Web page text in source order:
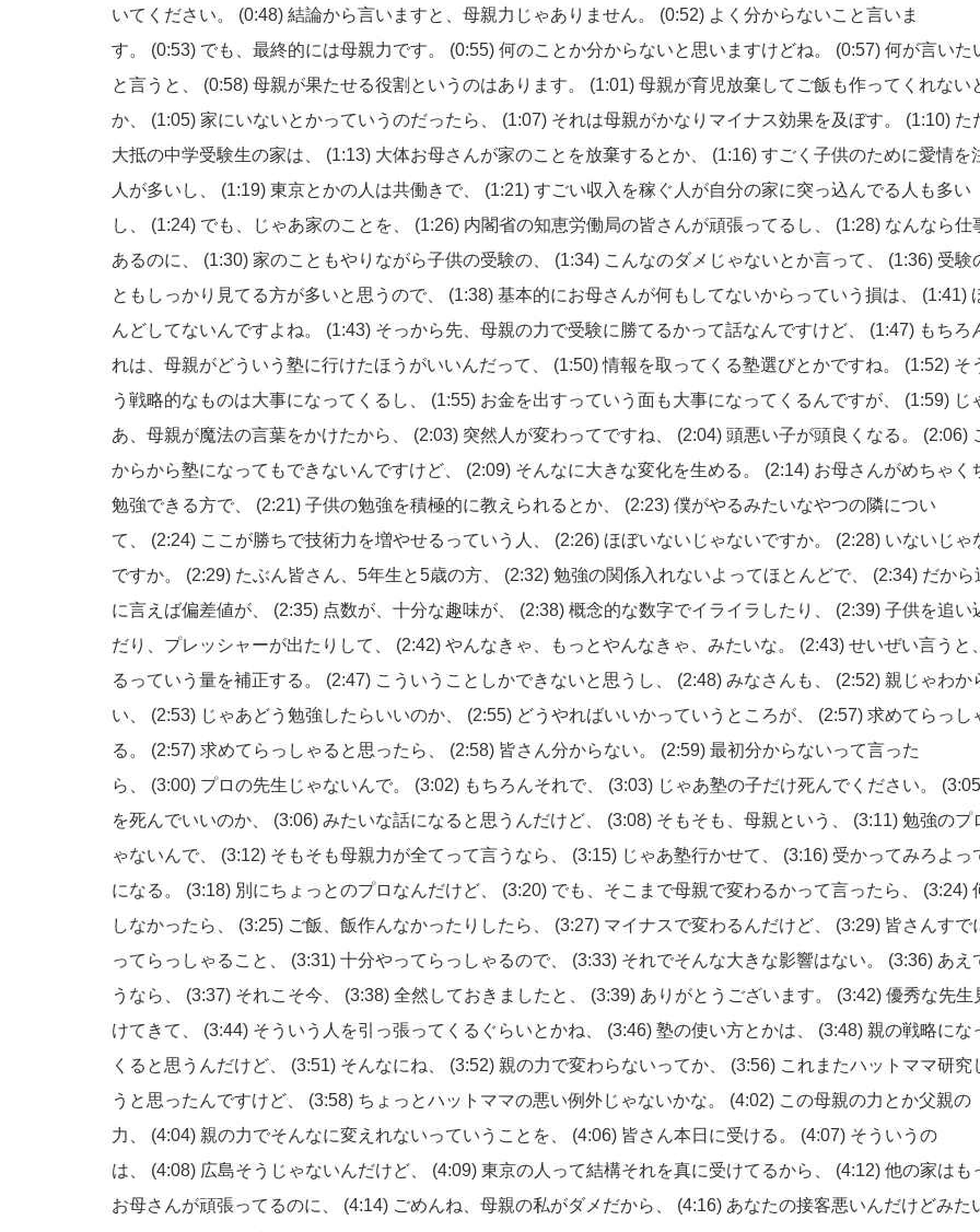
いてください。
(0:48) 結論から言いますと、母親力じゃありません。 (0:52) よく分からないこと言いま
す。
(0:53) でも、最終的には母親力です。 (0:55) 何のことか分からないと思いますけどね。 (0:57) 何が言いた
と言うと、
(0:58) 母親が果たせる役割というのはあります。 (1:01) 母親が育児放棄してご飯も作ってくれない
か、
(1:05) 家にいないとかっていうのだったら、 (1:07) それは母親がかなりマイナス効果を及ぼす。 (1:10) た
大抵の中学受験生の家は、
(1:13) 大体お母さんが家のことを放棄するとか、 (1:16) すごく子供のために愛情を
人が多いし、
(1:19) 東京とかの人は共働きで、 (1:21) すごい収入を稼ぐ人が自分の家に突っ込んでる人も多い
し、
(1:24) でも、じゃあ家のことを、 (1:26) 内閣省の知恵労働局の皆さんが頑張ってるし、 (1:28) なんなら仕
あるのに、
(1:30) 家のこともやりながら子供の受験の、 (1:34) こんなのダメじゃないとか言って、 (1:36) 受験
ともしっかり見てる方が多いと思うので、
(1:38) 基本的にお母さんが何もしてないからっていう損は、 (1:41)
んどしてないんですよね。
(1:43) そっから先、母親の力で受験に勝てるかって話なんですけど、 (1:47) もちろ
れは、母親がどういう塾に行けたほうがいいんだって、
(1:50)情報を取ってくる塾選びとかですね。 (1:52) そ
う戦略的なものは大事になってくるし、
(1:55) お金を出すっていう面も大事になってくるんですが、 (1:59) じ
あ、母親が魔法の言葉をかけたから、
(2:03) 突然人が変わってですね、 (2:04) 頭悪い子が頭良くなる。 (2:06)
からから塾になってもできないんですけど、
(2:09) そんなに大きな変化を生める。 (2:14) お母さんがめちゃく
勉強できる方で、
(2:21) 子供の勉強を積極的に教えられるとか、 (2:23) 僕がやるみたいなやつの隣につい
て、
(2:24) ここが勝ちで技術力を増やせるっていう人、 (2:26) ほぼいないじゃないですか。 (2:28) いないじゃ
ですか。
(2:29) たぶん皆さん、5年生と5歳の方、 (2:32) 勉強の関係入れないよってほとんどで、 (2:34) だから
に言えば偏差値が、
(2:35) 点数が、十分な趣味が、 (2:38) 概念的な数字でイライラしたり、 (2:39) 子供を追い
だり、プレッシャーが出たりして、
(2:42) やんなきゃ、もっとやんなきゃ、みたいな。 (2:43) せいぜい言うと
るっていう量を補正する。
(2:47) こういうことしかできないと思うし、 (2:48) みなさんも、 (2:52) 親じゃわか
い、
(2:53) じゃあどう勉強したらいいのか、 (2:55) どうやればいいかっていうところが、 (2:57) 求めてらっし
る。
(2:57) 求めてらっしゃると思ったら、 (2:58) 皆さん分からない。 (2:59) 最初分からないって言った
ら、
(3:00) プロの先生じゃないんで。 (3:02) もちろんそれで、 (3:03) じゃあ塾の子だけ死んでください。
を死んでいいのか、
(3:06) みたいな話になると思うんだけど、 (3:08) そもそも、母親という、 (3:11) 勉強のプ
ゃないんで、
(3:12) そもそも母親力が全てって言うなら、 (3:15) じゃあ塾行かせて、 (3:16) 受かってみろよっ
になる。
(3:18) 別にちょっとのプロなんだけど、 (3:20) でも、そこまで母親で変わるかって言ったら、 (3:24)
しなかったら、
(3:25) ご飯、飯作んなかったりしたら、 (3:27) マイナスで変わるんだけど、 (3:29) 皆さんすで
ってらっしゃること、
(3:31) 十分やってらっしゃるので、 (3:33) それでそんな大きな影響はない。 (3:36) あえ
うなら、
(3:37) それこそ今、 (3:38) 全然しておきましたと、 (3:39) ありがとうございます。 (3:42) 優秀な先生
けてきて、
(3:44) そういう人を引っ張ってくるぐらいとかね、 (3:46) 塾の使い方とかは、 (3:48) 親の戦略にな
くると思うんだけど、
(3:51) そんなにね、 (3:52) 親の力で変わらないってか、 (3:56) これまたハットママ研究
うと思ったんですけど、
(3:58) ちょっとハットママの悪い例外じゃないかな。 (4:02) この母親の力とか父親の
力、
(4:04) 親の力でそんなに変えれないっていうことを、 (4:06) 皆さん本日に受ける。 (4:07) そういうの
は、
(4:08) 広島そうじゃないんだけど、 (4:09) 東京の人って結構それを真に受けてるから、 (4:12) 他の家はも
お母さんが頑張ってるのに、
(4:14) ごめんね、母親の私がダメだから、 (4:16) あなたの接客悪いんだけどみた